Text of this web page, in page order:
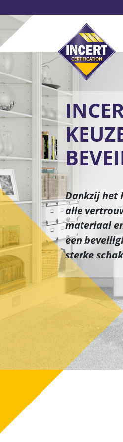
en
naar
de
inhoud
gaan
Dankzij het
alle
materiaal
een
sterke